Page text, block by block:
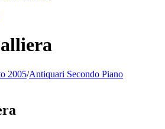
2005/Antiquari Secondo Piano